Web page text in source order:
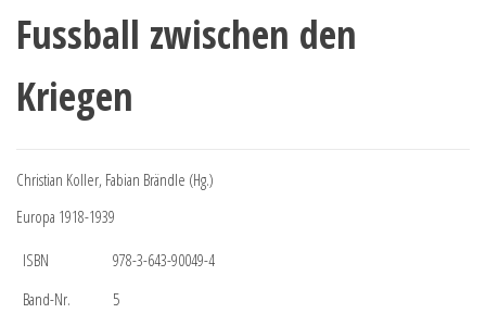
Fussball zwischen den
Kriegen
Christian Koller, Fabian Brändle (Hg.)
Europa 1918-1939
ISBN
978-3-643-90049-4
Band-Nr.
5